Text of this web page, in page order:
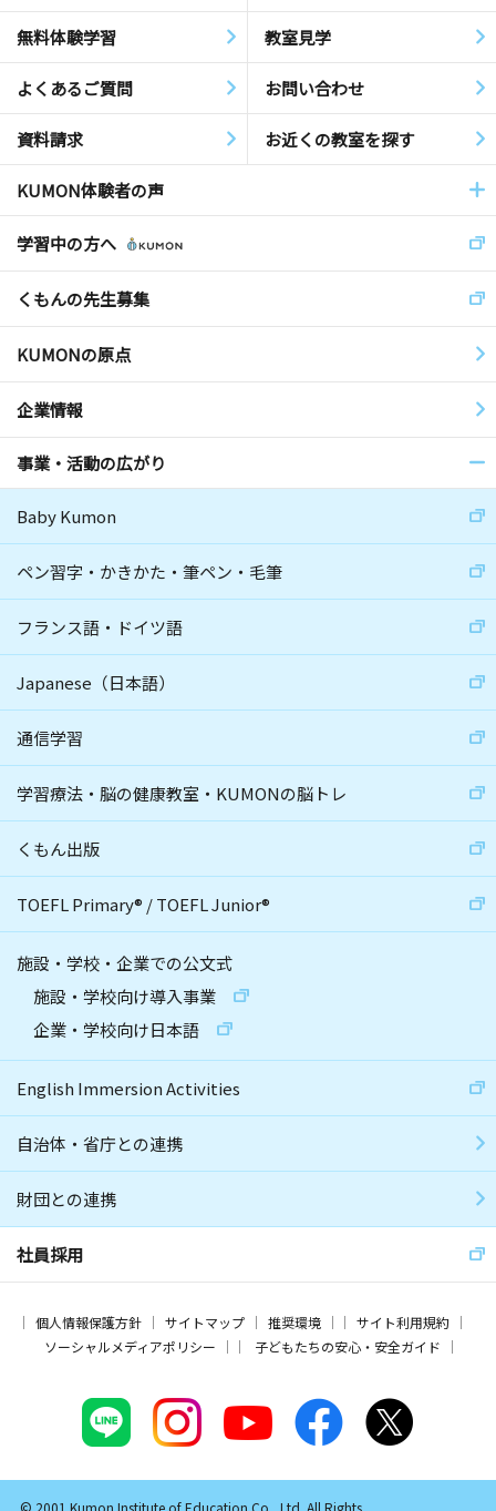
無料体験学習 教室見学
よくあるご質問 お問い合わせ
資料請求 お近くの教室を探す
KUMON体験者の声
学習中の方へ
くもんの先生募集
KUMONの原点
企業情報
事業・活動の広がり
Baby Kumon
ペン習字・かきかた・筆ペン・毛筆
フランス語・ドイツ語
Japanese（日本語）
通信学習
学習療法・脳の健康教室・KUMONの脳トレ
くもん出版
TOEFL Primary® /TOEFL Junior®
施設・学校・企業での公文式
施設・学校向け導入事業
企業・学校向け日本語
English Immersion Activities
自治体・省庁との連携
財団との連携
社員採用
個人情報保護方針 サイトマップ 推奨環境
サイト利用規約
ソーシャルメディアポリシー
子どもたちの安心・安全ガイド
© 2001 Kumon Institute of Education Co., Ltd. All Rights